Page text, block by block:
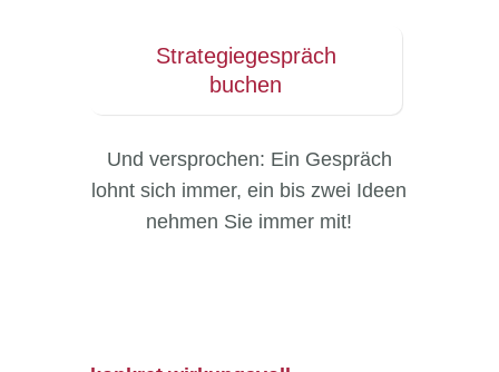
Strategiegespräch
buchen
Und versprochen: Ein Gespräch
lohnt sich immer, ein bis zwei Ideen
nehmen Sie immer mit!